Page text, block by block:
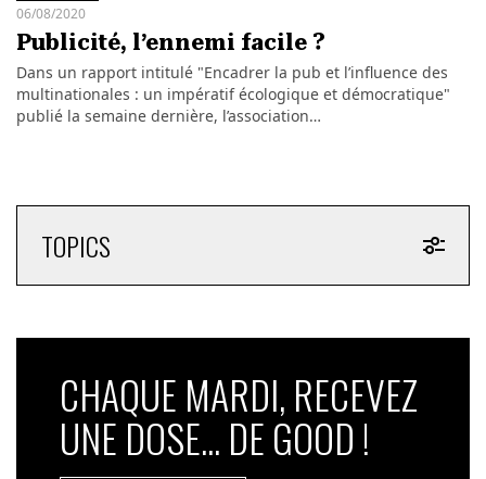
06/08/2020
Publicité, l’ennemi facile ?
Dans un rapport intitulé "Encadrer la pub et l’influence des
multinationales : un impératif écologique et démocratique"
publié la semaine dernière, l’association…
TOPICS
CHAQUE MARDI, RECEVEZ
UNE DOSE... DE GOOD !